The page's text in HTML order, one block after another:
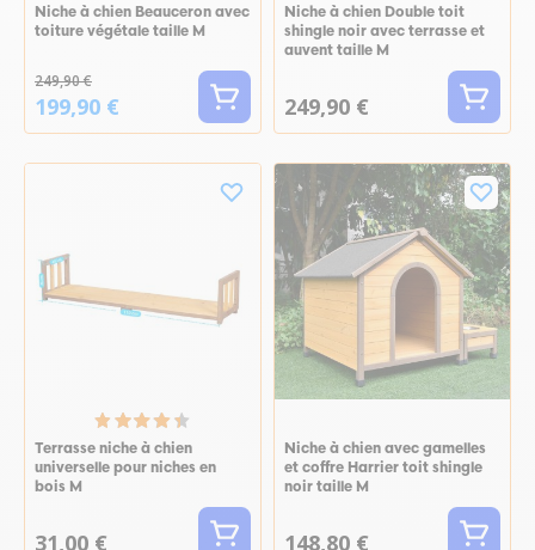
Niche à chien Beauceron avec
toiture végétale taille M
249,90 €
199,90 €
Niche à chien Double toit
shingle noir avec terrasse et
auvent taille M
249,90 €
Terrasse niche à chien
universelle pour niches en
bois M
31,00 €
Niche à chien avec gamelles
et coffre Harrier toit shingle
noir taille M
148,80 €